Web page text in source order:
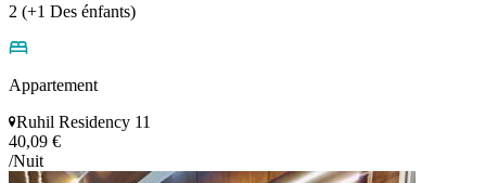
2 (+1 Des énfants)
Appartement
Ruhil Residency 11
40,09 €
/Nuit